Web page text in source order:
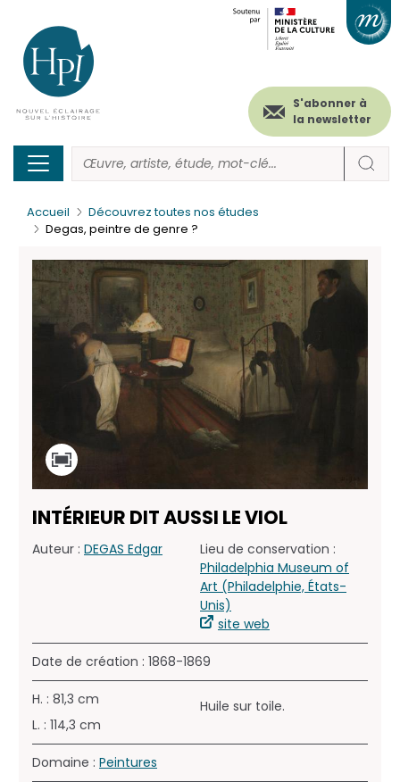
contenu
principal
Menu
secondaire
(header)
S'abonner à
la newsletter
Accueil
Découvrez toutes nos études
Degas, peintre de genre ?
INTÉRIEUR DIT AUSSI LE VIOL
Auteur : DEGAS Edgar
Lieu de conservation :
Philadelphia Museum of
Art (Philadelphie, États-
Unis)
site web
Date de création : 1868-1869
H. : 81,3 cm
L. : 114,3 cm
Huile sur toile.
Domaine : Peintures